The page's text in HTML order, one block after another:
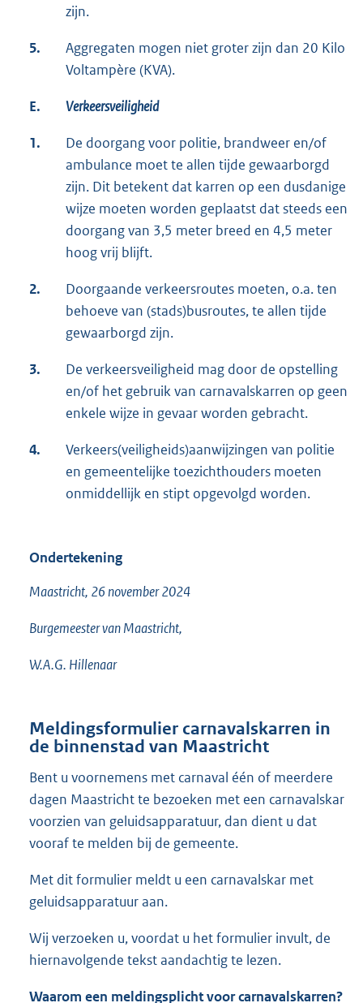
zijn.
5.
Aggregaten mogen niet groter zijn dan 20 Kilo
Voltampère (KVA).
E. Verkeersveiligheid
1.
De doorgang voor politie, brandweer en/of
ambulance moet te allen tijde gewaarborgd
zijn. Dit betekent dat karren op een dusdanige
wijze moeten worden geplaatst dat steeds een
doorgang van 3,5 meter breed en 4,5 meter
hoog vrij blijft.
2.
Doorgaande verkeersroutes moeten, o.a. ten
behoeve van (stads)busroutes, te allen tijde
gewaarborgd zijn.
3.
De verkeersveiligheid mag door de opstelling
en/of het gebruik van carnavalskarren op geen
enkele wijze in gevaar worden gebracht.
4.
Verkeers(veiligheids)aanwijzingen van politie
en gemeentelijke toezichthouders moeten
onmiddellijk en stipt opgevolgd worden.
Ondertekening
Maastricht, 26 november 2024
Burgemeester van Maastricht,
W.A.G. Hillenaar
Meldingsformulier carnavalskarren in
de binnenstad van Maastricht
Bent u voornemens met carnaval één of meerdere
dagen Maastricht te bezoeken met een carnavalskar
voorzien van geluidsapparatuur, dan dient u dat
vooraf te melden bij de gemeente.
Met dit formulier meldt u een carnavalskar met
geluidsapparatuur aan.
Wij verzoeken u, voordat u het formulier invult, de
hiernavolgende tekst aandachtig te lezen.
Waarom een meldingsplicht voor carnavalskarren?